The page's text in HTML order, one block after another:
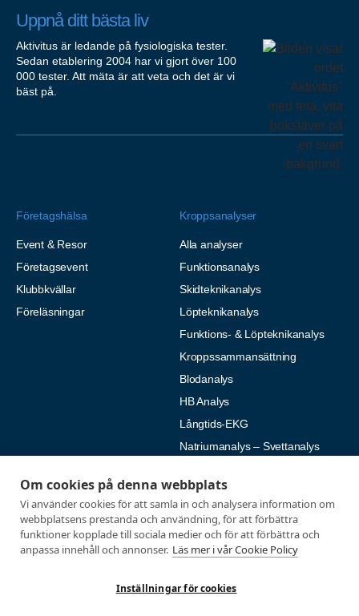
Om cookies på denna webbplats
Vi använder cookies för att samla in och analysera information om
webbplatsens prestanda och användning, för att förbättra
funktioner kopplade till sociala medier och för att förbättra och
anpassa innehåll och annonser. Läs mer i vår Cookie Policy
Inställningar för cookies
Uppnå ditt bästa liv
Aktivitus är ledande på fysiologiska tester.
Sedan etablering 2004 har vi gjort över 100
000 tester. Att mäta är att veta och det är vi
bäst på.
Företagshälsa
Event & Resor
Företagsevent
Klubbkvällar
Föreläsningar
Kroppsanalyser
Alla analyser
Funktionsanalys
Skidteknikanalys
Löpteknikanalys
Funktions- & Löpteknikanalys
Kroppssammansättning
Blodanalys
HB Analys
Långtids-EKG
Natriumanalys – Svettanalys
Fysiologiska tester
Alla tester
Tröskeltest cykel
Tröskeltest löpning
Medlemmar
Mina sidor
Vanliga frågor
AUTOGIRO
© 2026